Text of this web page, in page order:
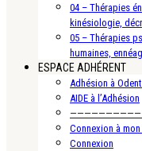
04 – Thérapies
kinésiologie,
05 – Thérapies
humaines,
ESPACE ADHÉRENT
Adhésion à
AIDE à l’Adhésion
Connexion à
Connexion